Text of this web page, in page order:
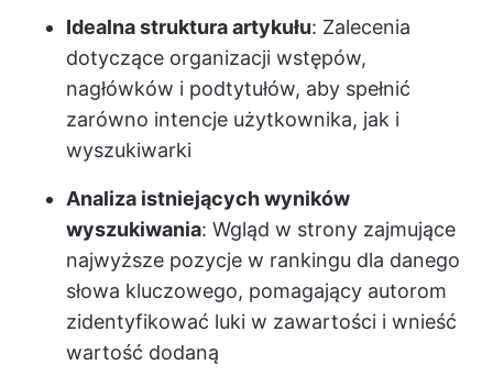
Idealna struktura artykułu: Zalecenia
dotyczące organizacji wstępów,
nagłówków i podtytułów, aby spełnić
zarówno intencje użytkownika, jak i
wyszukiwarki
Analiza istniejących wyników
wyszukiwania: Wgląd w strony zajmujące
najwyższe pozycje w rankingu dla danego
słowa kluczowego, pomagający autorom
zidentyfikować luki w zawartości i wnieść
wartość dodaną